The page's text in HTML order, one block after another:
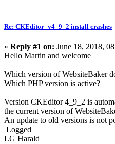
Re: CKEditor_v4_9_2 install crashes
« Reply #1 on: June 18, 2018,
Hello Martin and welcome
Which version of WebsiteBaker
Which PHP version is active?
Version CKEditor 4_9_2 is
the current version of
An update to old versions is not
Logged
LG Harald